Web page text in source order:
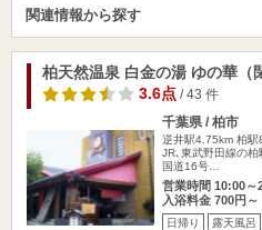
関連情報から探す
柏天然温泉 白金の湯 ゆの華（
3.6点/ 43 件
千葉県 / 柏市
逆井駅4.75km 柏駅
JR､東武野田線の
国道16号…
営業時間 10:00～
入浴料金 700円～
日帰り 露天風呂